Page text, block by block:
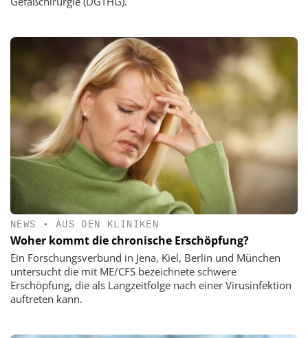
NEWS • AUS DEN KLINIKEN
Woher kommt die chronische Erschöpfung?
Ein Forschungsverbund in Jena, Kiel, Berlin und München
untersucht die mit ME/CFS bezeichnete schwere
Erschöpfung, die als Langzeitfolge nach einer Virusinfektion
auftreten kann.